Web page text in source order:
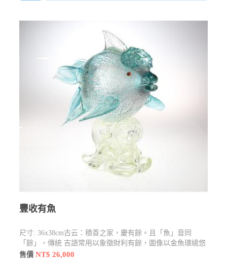
豐收有魚
尺寸: 36x38cm古云：積善之家，慶有餘。且「魚」音同
「餘」，傳統 吉語常用以象徵財利有餘，圖像以金魚環繞悠
遊作為表現，寓含年年有餘，財富與和樂綿延不絕之意。
售價NT$ 26,000